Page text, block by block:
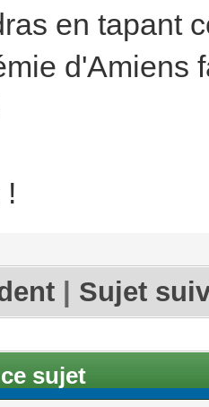
en tapant
d'Amiens
Sujet
sujet